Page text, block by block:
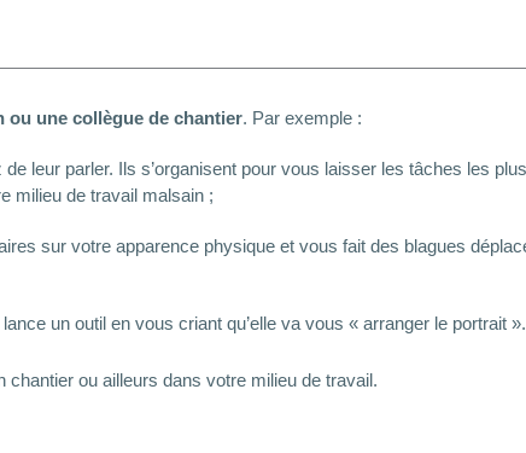
ou une collègue de chantier. Par exemple :
leur parler. Ils s’organisent pour vous laisser les tâches les
milieu de travail malsain ;
sur votre apparence physique et vous fait des blagues
un outil en vous criant qu’elle va vous « arranger le portrait ».
ou ailleurs dans votre milieu de travail.